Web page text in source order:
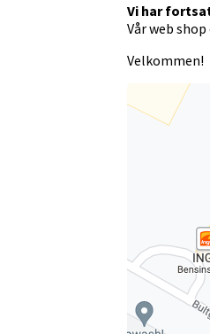
Vi har
Vår web
Velkommen!